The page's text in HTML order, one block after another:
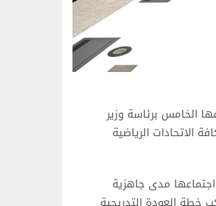
الخامس برئاسة وزير
الاتحادات الرياضية
اجتماعها مدى جاهزية